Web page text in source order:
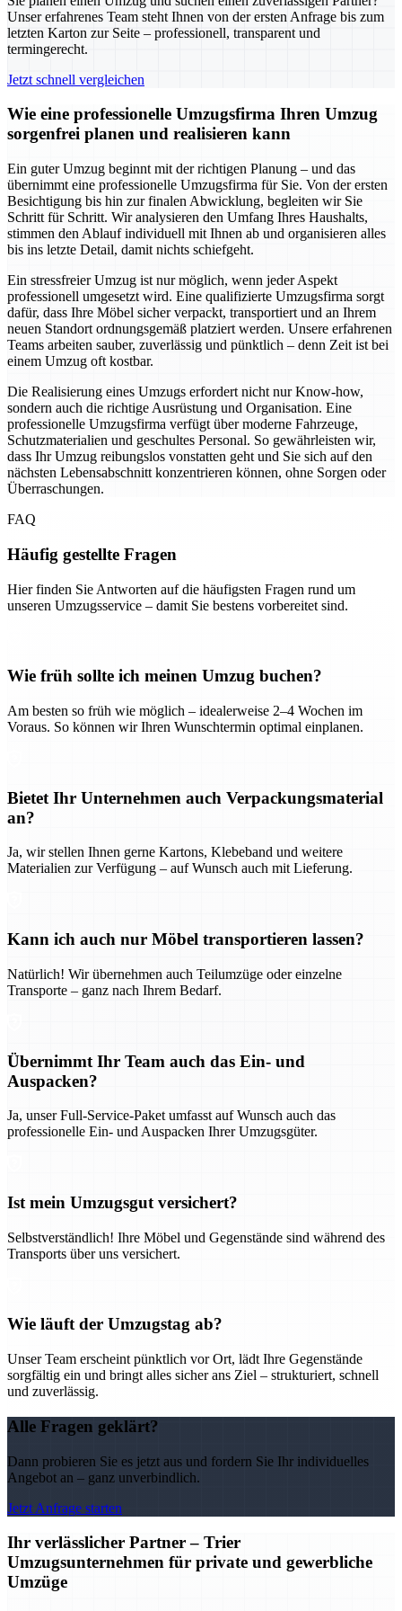
Unser erfahrenes Team steht Ihnen von der ersten Anfrage bis zum
letzten Karton zur Seite – professionell, transparent und
termingerecht.
Jetzt schnell vergleichen
Wie eine professionelle Umzugsfirma Ihren Umzug
sorgenfrei planen und realisieren kann
Ein guter Umzug beginnt mit der richtigen Planung – und das
übernimmt eine professionelle Umzugsfirma für Sie. Von der ersten
Besichtigung bis hin zur finalen Abwicklung, begleiten wir Sie
Schritt für Schritt. Wir analysieren den Umfang Ihres Haushalts,
stimmen den Ablauf individuell mit Ihnen ab und organisieren alles
bis ins letzte Detail, damit nichts schiefgeht.
Ein stressfreier Umzug ist nur möglich, wenn jeder Aspekt
professionell umgesetzt wird. Eine qualifizierte Umzugsfirma sorgt
dafür, dass Ihre Möbel sicher verpackt, transportiert und an Ihrem
neuen Standort ordnungsgemäß platziert werden. Unsere erfahrenen
Teams arbeiten sauber, zuverlässig und pünktlich – denn Zeit ist bei
einem Umzug oft kostbar.
Die Realisierung eines Umzugs erfordert nicht nur Know-how,
sondern auch die richtige Ausrüstung und Organisation. Eine
professionelle Umzugsfirma verfügt über moderne Fahrzeuge,
Schutzmaterialien und geschultes Personal. So gewährleisten wir,
dass Ihr Umzug reibungslos vonstatten geht und Sie sich auf den
nächsten Lebensabschnitt konzentrieren können, ohne Sorgen oder
Überraschungen.
FAQ
Häufig gestellte Fragen
Hier finden Sie Antworten auf die häufigsten Fragen rund um
unseren Umzugsservice – damit Sie bestens vorbereitet sind.
Wie früh sollte ich meinen Umzug buchen?
Am besten so früh wie möglich – idealerweise 2–4 Wochen im
Voraus. So können wir Ihren Wunschtermin optimal einplanen.
Bietet Ihr Unternehmen auch Verpackungsmaterial
an?
Ja, wir stellen Ihnen gerne Kartons, Klebeband und weitere
Materialien zur Verfügung – auf Wunsch auch mit Lieferung.
Kann ich auch nur Möbel transportieren lassen?
Natürlich! Wir übernehmen auch Teilumzüge oder einzelne
Transporte – ganz nach Ihrem Bedarf.
Übernimmt Ihr Team auch das Ein- und
Auspacken?
Ja, unser Full-Service-Paket umfasst auf Wunsch auch das
professionelle Ein- und Auspacken Ihrer Umzugsgüter.
Ist mein Umzugsgut versichert?
Selbstverständlich! Ihre Möbel und Gegenstände sind während des
Transports über uns versichert.
Wie läuft der Umzugstag ab?
Unser Team erscheint pünktlich vor Ort, lädt Ihre Gegenstände
sorgfältig ein und bringt alles sicher ans Ziel – strukturiert, schnell
und zuverlässig.
Alle Fragen geklärt?
Dann probieren Sie es jetzt aus und fordern Sie Ihr individuelles
Angebot an – ganz unverbindlich.
Jetzt Anfrage starten
Ihr verlässlicher Partner – Trier
Umzugsunternehmen für private und gewerbliche
Umzüge